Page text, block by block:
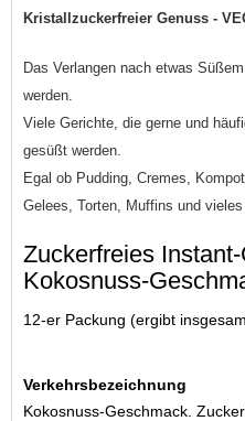
Kristallzuckerfreier Genuss -
Das Verlangen nach etwas
werden.
Viele Gerichte, die gerne und
gesüßt werden.
Egal ob Pudding, Cremes,
Gelees, Torten, Muffins und
Zuckerfreies
Kokosnuss-
12-er Packung (ergibt
Verkehrsbezeichnung
Kokosnuss-Geschmack.